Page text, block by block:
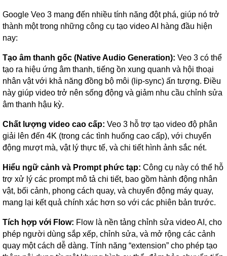
Google Veo 3 mang đến nhiều tính năng đột phá, giúp nó trở
thành một trong những công cụ tạo video AI hàng đầu hiện
nay:
Tạo âm thanh gốc (Native Audio Generation): Veo 3 có thể
tạo ra hiệu ứng âm thanh, tiếng ồn xung quanh và hội thoại
nhân vật với khả năng đồng bộ môi (lip-sync) ấn tượng. Điều
này giúp video trở nên sống động và giảm nhu cầu chỉnh sửa
âm thanh hậu kỳ.
Chất lượng video cao cấp: Veo 3 hỗ trợ tạo video độ phân
giải lên đến 4K (trong các tình huống cao cấp), với chuyển
động mượt mà, vật lý thực tế, và chi tiết hình ảnh sắc nét.
Hiểu ngữ cảnh và Prompt phức tạp: Công cụ này có thể hỗ
trợ xử lý các prompt mô tả chi tiết, bao gồm hành động nhân
vật, bối cảnh, phong cách quay, và chuyển động máy quay,
mang lại kết quả chính xác hơn so với các phiên bản trước.
Tích hợp với Flow: Flow là nền tảng chỉnh sửa video AI, cho
phép người dùng sắp xếp, chỉnh sửa, và mở rộng các cảnh
quay một cách dễ dàng. Tính năng “extension” cho phép tạo